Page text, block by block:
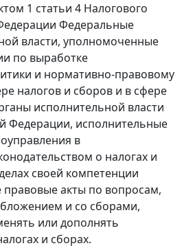
1 статьи 4 Налогового
Федеральные
власти, уполномоченные
по выработке
и нормативно-правовому
налогов и сборов и в сфере
исполнительной власти
Федерации, исполнительные
в
о налогах и
своей компетенции
акты по вопросам,
и со сборами,
или дополнять
и сборах.